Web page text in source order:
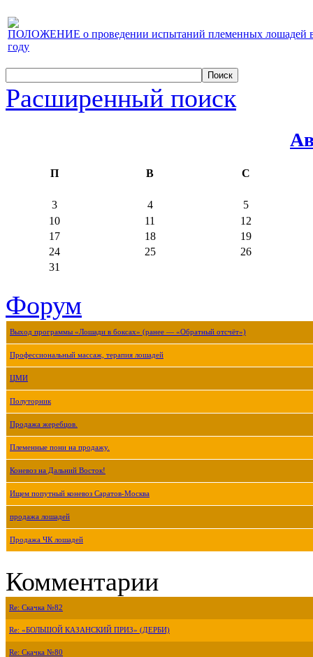
ПОЛОЖЕНИЕ о проведении испытаний племенных лошадей
году
Расширенный поиск
П В С
3 4
5
10
11
12
17
18
19
24
25
26
31
Форум
Выход программы «Лошади в боксах» (ранее — «Обратный отсчёт»)
Профессиональный массаж, терапия лошадей
ЦМИ
Полуторник
Продажа жеребцов.
Племенные пони на продажу.
Коневоз на Дальний Восток!
Ищем попутный коневоз Саратов-Москва
продажа лошадей
Продажа ЧК лошадей
Комментарии
Re: Скачка №82
Re: «БОЛЬШОЙ КАЗАНСКИЙ ПРИЗ» (ДЕРБИ)
Re: Скачка №80